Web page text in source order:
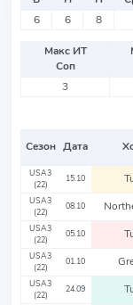
6
6 8
Макс ИТ
Соп
3
Сезон Дата
USA3
(22)
15.10
USA3
(22)
08.10
USA3
(22)
05.10
USA3
(22)
01.10
USA3
(22)
24.09